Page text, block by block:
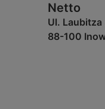
Netto
Ul. Laubitza
88-100